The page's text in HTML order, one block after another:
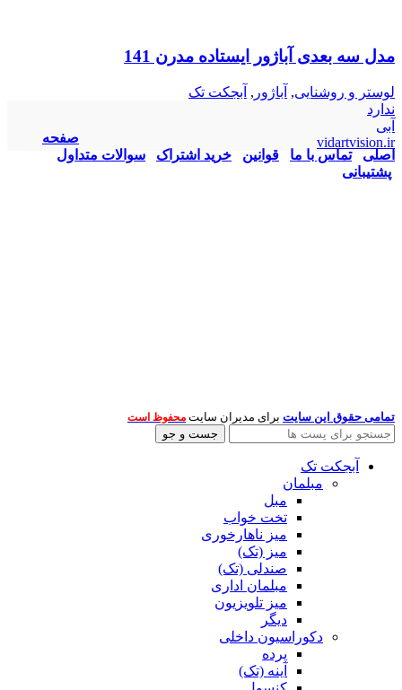
مدل سه بعدی آباژور ایستاده مدرن 141
لوستر و روشنایی, آباژور , آبجکت تک
ندارد
آبی
vidartvision.ir
صفحه
اصلی
تماس با ما قوانین خرید اشتراک
سوالات متداول
پشتیبانی
تمامی حقوق این سایت برای مدیران سایت محفوظ است
جست و جو
آبجکت تک
مبلمان
مبل
تخت خواب
میز ناهارخوری
میز (تک)
صندلی (تک)
مبلمان اداری
میز تلویزیون
دیگر
دکوراسیون داخلی
پرده
آینه (تک)